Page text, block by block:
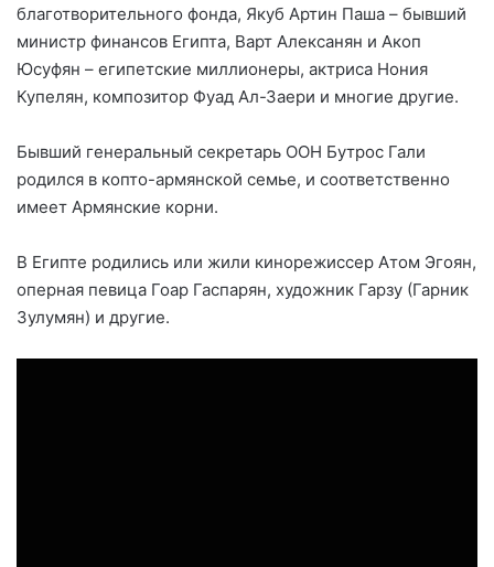
благотворительного фонда, Якуб Артин Паша – бывший
министр финансов Египта, Варт Алексанян и Акоп
Юсуфян – египетские миллионеры, актриса Нония
Купелян, композитор Фуад Ал-Заери и многие другие.
Бывший генеральный секретарь ООН Бутрос Гали
родился в копто-армянской семье, и соответственно
имеет Армянские корни.
В Египте родились или жили кинорежиссер Атом Эгоян,
оперная певица Гоар Гаспарян, художник Гарзу (Гарник
Зулумян) и другие.